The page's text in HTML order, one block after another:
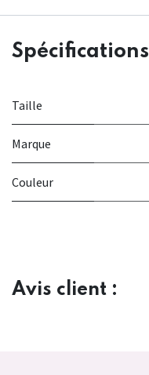
Spécifications
Taille
Marque
Couleur
Avis client :